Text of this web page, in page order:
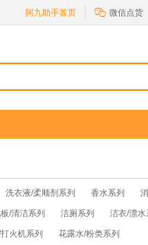
阿九助手首页  微信点货
洗衣液/柔顺剂系列 香水系列
/清洁系列 洁厕系列 洁衣/漂水
火机系列 花露水/粉类系列